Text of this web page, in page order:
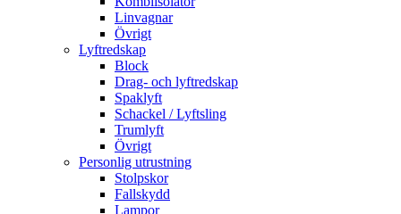
Linvagnar
Övrigt
Lyftredskap
Block
Drag- och lyftredskap
Spaklyft
Schackel / Lyftsling
Trumlyft
Övrigt
Personlig utrustning
Stolpskor
Fallskydd
Lampor